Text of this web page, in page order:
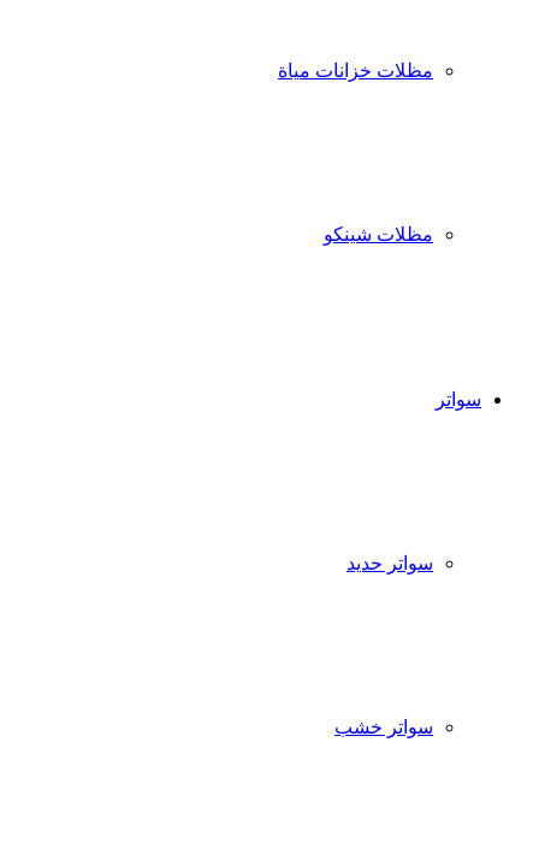
مظلات خزانات مياة
مظلات شينكو
سواتر
سواتر حديد
سواتر خشب